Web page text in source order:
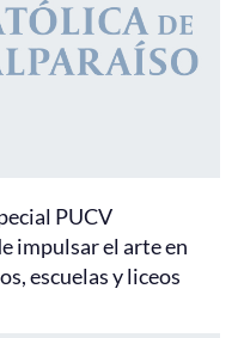
PUCV
impulsar el arte en
escuelas y liceos